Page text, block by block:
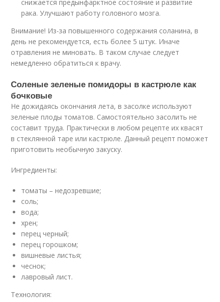
снижается предынфарктное состояние и развитие
рака. Улучшают работу головного мозга.
Внимание! Из-за повышенного содержания соланина, в
день не рекомендуется, есть более 5 штук. Иначе
отравления не миновать. В таком случае следует
немедленно обратиться к врачу.
Соленые зеленые помидоры в кастрюле как
бочковые
Не дожидаясь окончания лета, в засолке используют
зеленые плоды томатов. Самостоятельно засолить не
составит труда. Практически в любом рецепте их квасят
в стеклянной таре или кастрюле. Данный рецепт поможет
приготовить необычную закуску.
Ингредиенты:
томаты – недозревшие;
соль;
вода;
хрен;
перец черный;
перец горошком;
вишневые листья;
чеснок;
лавровый лист.
Технология: